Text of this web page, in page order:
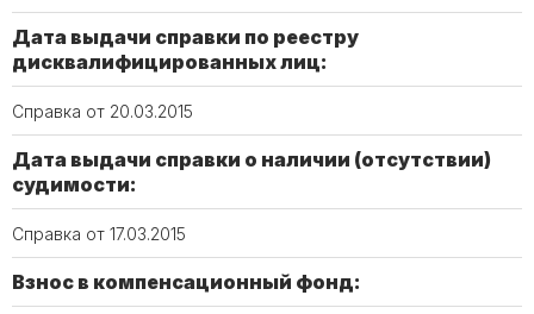
Дата выдачи справки по реестру
дисквалифицированных лиц:
Справка от 20.03.2015
Дата выдачи справки о наличии (отсутствии)
судимости:
Справка от 17.03.2015
Взнос в компенсационный фонд: